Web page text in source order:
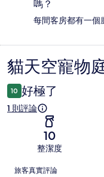
嗎？
每間客房都有一個
評
論
貓天空寵物
10 好極了
1 則評論
10
整潔度
評
旅客真實評論